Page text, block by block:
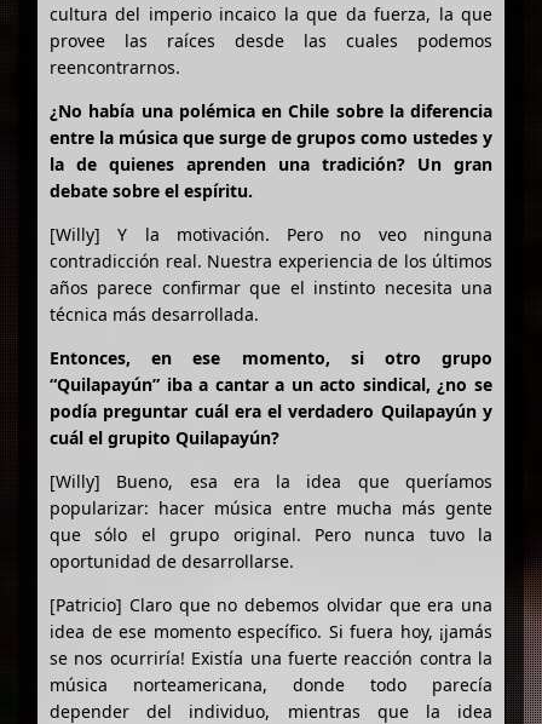
cultura del imperio incaico la que da fuerza, la que
provee las raíces desde las cuales podemos
reencontrarnos.
¿No había una polémica en Chile sobre la diferencia
entre la música que surge de grupos como ustedes y
la de quienes aprenden una tradición? Un gran
debate sobre el espíritu.
[Willy] Y la motivación. Pero no veo ninguna
contradicción real. Nuestra experiencia de los últimos
años parece confirmar que el instinto necesita una
técnica más desarrollada.
Entonces, en ese momento, si otro grupo
“Quilapayún” iba a cantar a un acto sindical, ¿no se
podía preguntar cuál era el verdadero Quilapayún y
cuál el grupito Quilapayún?
[Willy] Bueno, esa era la idea que queríamos
popularizar: hacer música entre mucha más gente
que sólo el grupo original. Pero nunca tuvo la
oportunidad de desarrollarse.
[Patricio] Claro que no debemos olvidar que era una
idea de ese momento específico. Si fuera hoy, ¡jamás
se nos ocurriría! Existía una fuerte reacción contra la
música norteamericana, donde todo parecía
depender del individuo, mientras que la idea